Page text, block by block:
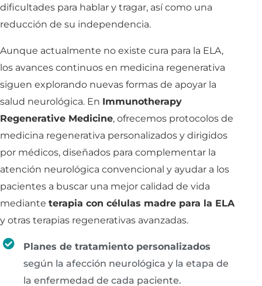
dificultades para hablar y tragar, así como una
reducción de su independencia.
Aunque actualmente no existe cura para la ELA,
los avances continuos en medicina regenerativa
siguen explorando nuevas formas de apoyar la
salud neurológica. En Immunotherapy
Regenerative Medicine, ofrecemos protocolos de
medicina regenerativa personalizados y dirigidos
por médicos, diseñados para complementar la
atención neurológica convencional y ayudar a los
pacientes a buscar una mejor calidad de vida
mediante terapia con células madre para la ELA
y otras terapias regenerativas avanzadas.
Planes de tratamiento personalizados
según la afección neurológica y la etapa de
la enfermedad de cada paciente.